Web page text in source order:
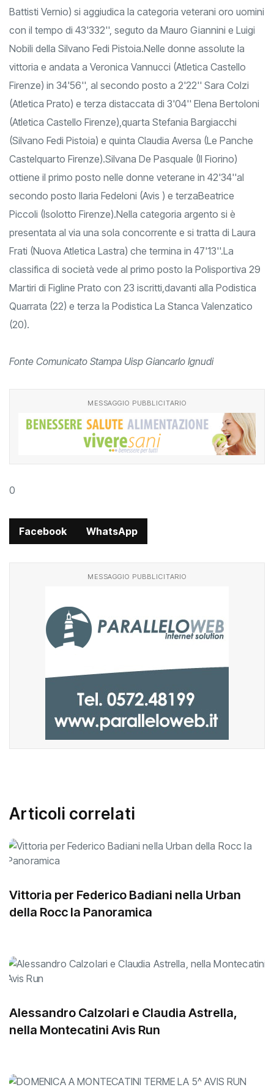
Battisti Vernio) si aggiudica la categoria veterani oro uomini
con il tempo di 43'332'', seguto da Mauro Giannini e Luigi
Nobili della Silvano Fedi Pistoia.Nelle donne assolute la
vittoria e andata a Veronica Vannucci (Atletica Castello
Firenze) in 34'56'', al secondo posto a 2'22'' Sara Colzi
(Atletica Prato) e terza distaccata di 3'04'' Elena Bertoloni
(Atletica Castello Firenze),quarta Stefania Bargiacchi
(Silvano Fedi Pistoia) e quinta Claudia Aversa (Le Panche
Castelquarto Firenze).Silvana De Pasquale (Il Fiorino)
ottiene il primo posto nelle donne veterane in 42'34''al
secondo posto Ilaria Fedeloni (Avis ) e terzaBeatrice
Piccoli (Isolotto Firenze).Nella categoria argento si è
presentata al via una sola concorrente e si tratta di Laura
Frati (Nuova Atletica Lastra) che termina in 47'13''.La
classifica di società vede al primo posto la Polisportiva 29
Martiri di Figline Prato con 23 iscritti,davanti alla Podistica
Quarrata (22) e terza la Podistica La Stanca Valenzatico
(20).
Fonte Comunicato Stampa Uisp Giancarlo Ignudi
MESSAGGIO PUBBLICITARIO
0
Facebook WhatsApp
MESSAGGIO PUBBLICITARIO
Articoli correlati
Vittoria per Federico Badiani nella Urban
della Rocc la Panoramica
Alessandro Calzolari e Claudia Astrella,
nella Montecatini Avis Run